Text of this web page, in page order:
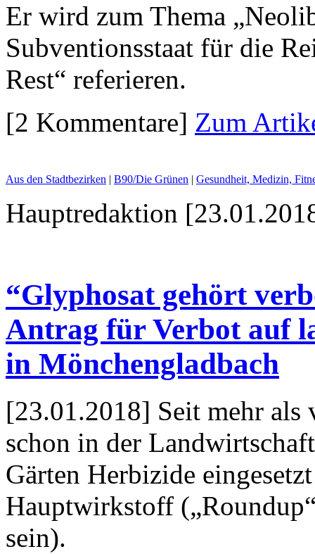
Er wird zum Thema
Subventionsstaat für die
Rest“ referieren.
[2 Kommentare] Zum
Aus den Stadtbezirken | B90/Die Grünen | Gesundheit, Medizin,
Hauptredaktion
“Glyphosat gehört
Antrag für Verbot auf
in Mönchengladbach
[23.01.2018] Seit mehr als
schon in der
Gärten Herbizide
Hauptwirkstoff
sein).